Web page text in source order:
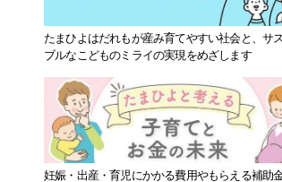
たまひよはだれもが産み育てやすい社会と、サ
ブルなこどものミライの実現をめざします
妊娠・出産・育児にかかる費用やもらえる補助